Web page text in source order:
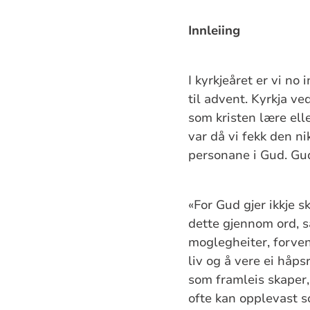
Innleiing
I kyrkjeåret er vi no
til advent. Kyrkja
som kristen lære
var då vi fekk den
personane i Gud.
«For Gud gjer ikkje
dette gjennom ord,
moglegheiter,
liv og å vere ei
som framleis
ofte kan opplevast